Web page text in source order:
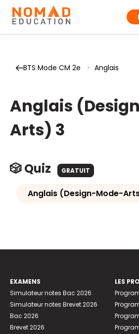
BTS Mode CM 2e > Anglais
Anglais
Arts) 3
🎲 Quiz GRATUIT
Anglais (Design-Mode-
EXAMENS
Simulateur notes Bac 2026
Simulateur notes Brevet 2026
Bac 2026
Brevet 2026
LES